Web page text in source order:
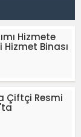
Hizmete
Hizmet Binası
Çiftçi Resmi